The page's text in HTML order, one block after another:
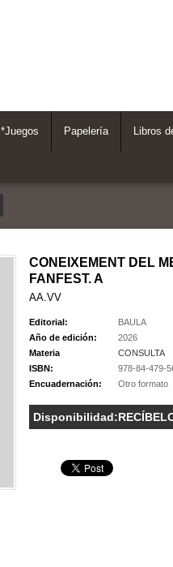
*Juegos Papelería Libros
CONEIXEMENT DEL
FANFEST. A
AA.VV
Editorial:
BAULA
Año de edición:
2026
Materia
CONSULTA
ISBN:
978-84-479-
Encuadernación:
Otro formato
Disponibilidad: